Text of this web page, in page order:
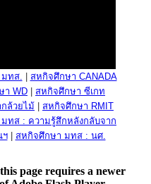
ทส.
สหกิจศึกษา CANADA
า WD
สหกิจศึกษา ซีเกท
ล้วยไม้
สหกิจศึกษา RMIT
ทส : ความรู้สึกหลังกลับจาก
ฯ| สหกิจศึกษา มทส : นศ.
page requires a newer